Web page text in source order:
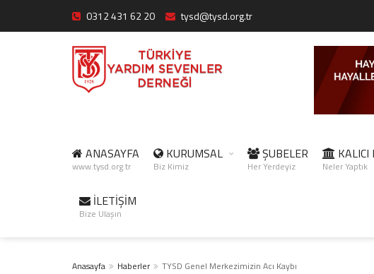
0312 431 62 20 tysd@tysd.org.tr
ANASAYFA
www.tysd.org.tr
KURUMSAL
Biz Kimiz
ŞUBELER
Her Yerdeyiz
KALICI
Neler Yaptık
İLETİŞİM
Bize Ulaşın
Anasayfa Haberler TYSD Genel Merkezimizin Acı Kaybı